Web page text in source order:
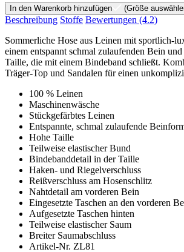
In den Warenkorb hinzufügen (Größe
Beschreibung Stoffe Bewertungen (4.2)
Sommerliche Hose aus Leinen mit sportlich-
einem entspannt schmal zulaufenden Bein
Taille, die mit einem Bindeband schließt.
Träger-Top und Sandalen für einen
100 % Leinen
Maschinenwäsche
Stückgefärbtes Leinen
Entspannte, schmal zulaufende
Hohe Taille
Teilweise elastischer Bund
Bindebanddetail in der Taille
Haken- und Riegelverschluss
Reißverschluss am Hosenschlitz
Nahtdetail am vorderen Bein
Eingesetzte Taschen an den vorderen
Aufgesetzte Taschen hinten
Teilweise elastischer Saum
Breiter Saumabschluss
Artikel-Nr. ZL81